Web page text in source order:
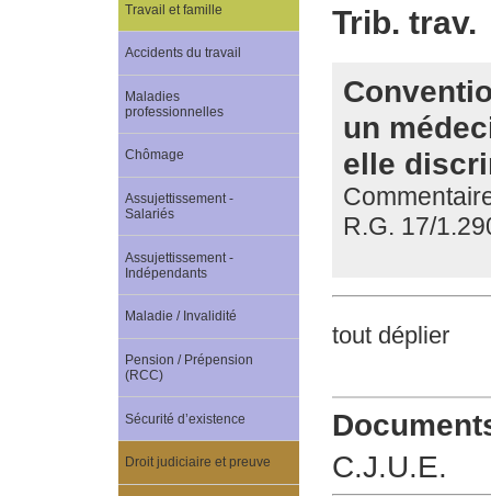
Trib. trav.
un
elle
R.G. 17/
tout déplier
C.J.U.E.
Travail et famille
Accidents du travail
Maladies
professionnelles
Chômage
Assujettissement -
Salariés
Assujettissement -
Indépendants
Maladie / Invalidité
Pension / Prépension
(RCC)
Sécurité d’existence
Droit judiciaire et preuve